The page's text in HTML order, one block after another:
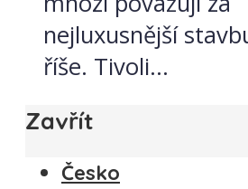
nejluxusnější
říše. Tivoli...
Zavřít
Česko